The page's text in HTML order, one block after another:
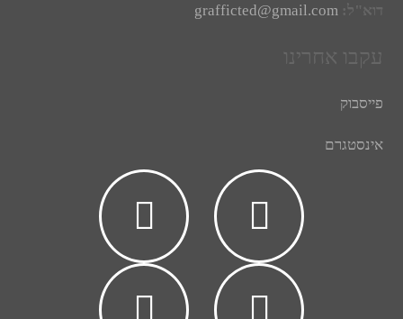
דוא"ל: grafficted@gmail.com
עקבו אחרינו
פייסבוק
אינסטגרם